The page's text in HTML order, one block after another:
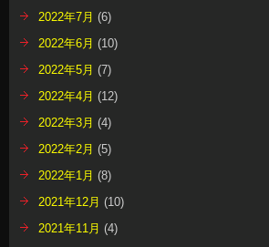
2022年7月 (6)
2022年6月 (10)
2022年5月 (7)
2022年4月 (12)
2022年3月 (4)
2022年2月 (5)
2022年1月 (8)
2021年12月 (10)
2021年11月 (4)